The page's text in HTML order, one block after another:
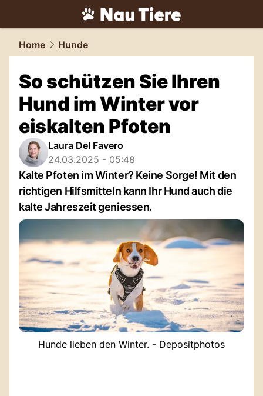
tiere.NAU.ch
Home Hunde
So schützen Sie Ihren
Hund im Winter vor
eiskalten Pfoten
Laura Del Favero
24.03.2025 - 05:48
Kalte Pfoten im Winter? Keine Sorge! Mit den
richtigen Hilfsmitteln kann Ihr Hund auch die
kalte Jahreszeit geniessen.
Hunde lieben den Winter. - Depositphotos